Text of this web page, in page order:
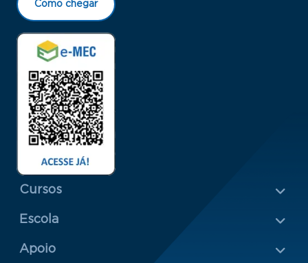
Como chegar
Menu Rodapé 1
Cursos
Escola
Rodapé 2
Apoio